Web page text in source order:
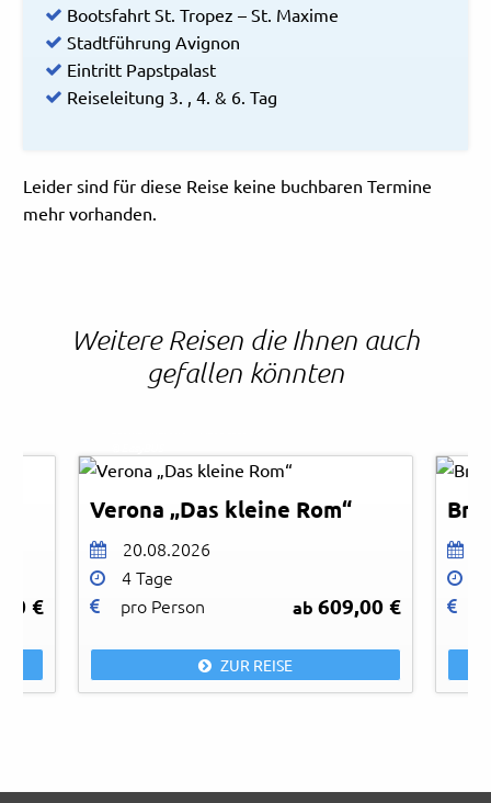
Bootsfahrt St. Tropez – St. Maxime
Stadtführung Avignon
Eintritt Papstpalast
Reiseleitung 3. , 4. & 6. Tag
Leider sind für diese Reise keine buchbaren Termine
mehr vorhanden.
Weitere Reisen die Ihnen auch
gefallen könnten
€
Verona „Das kleine Rom“
20.08.2026
4 Tage
pro Person
ab609,00 €
ZUR REISE